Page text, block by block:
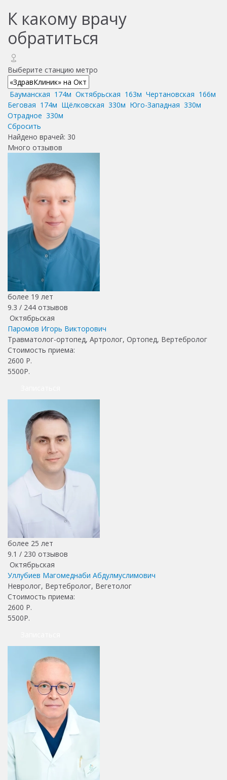
К какому врачу
обратиться
Выберите станцию метро
Бауманская 174м Октябрьская 163м Чертановская 166м
Беговая 174м Щёлковская 330м Юго-Западная 330м
Отрадное 330м
Сбросить
Найдено врачей: 30
Много отзывов
более 19 лет
9.3 / 244 отзывов
Октябрьская
Паромов Игорь Викторович
Травматолог-ортопед, Артролог, Ортопед, Вертебролог
Стоимость приема:
2600 Р.
5500Р.
более 25 лет
9.1 / 230 отзывов
Октябрьская
Уллубиев Магомеднаби Абдулмуслимович
Невролог, Вертебролог, Вегетолог
Стоимость приема:
2600 Р.
5500Р.